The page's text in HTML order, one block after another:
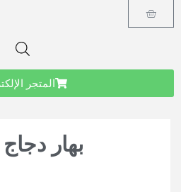
المتجر
بهار دجاج 1كيلو